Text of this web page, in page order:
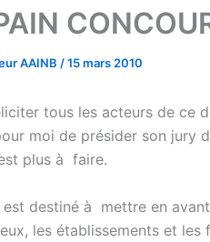
AAINB /15 mars 2010
tous les acteurs de ce
moi de présider son jury
plus à faire.
est destiné à mettre en
les établissements et